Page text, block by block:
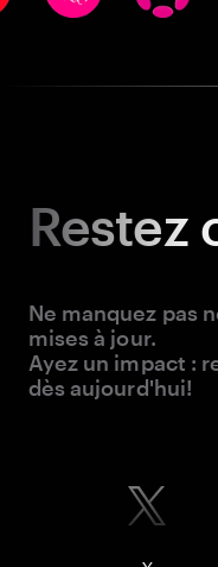
Restez
Ne manquez pas
mises à jour.
Ayez un impact :
dès aujourd'hui!